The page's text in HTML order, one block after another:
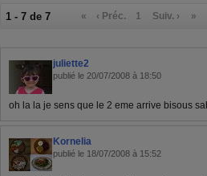
1 - 7 de 7 « ‹ Préc. 1 Suiv. › »
juliette2
publié le 20/07/2008 à 18:50
oh la la je sens que le 2 eme arrive bisous
Kornelia
publié le 18/07/2008 à 15:52